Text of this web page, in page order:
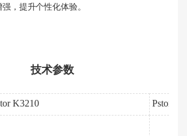
，提升个性化体验。
技术参数
K3210 Pstor